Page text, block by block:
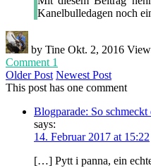
Kanelbulledagen noch
by Tine Okt. 2, 2016
Comment 1
Older Post Newest Post
This post has one comment
Blogparade: So
says:
14. Februar 2017 at 15:22
[…] Pytt i panna, ein